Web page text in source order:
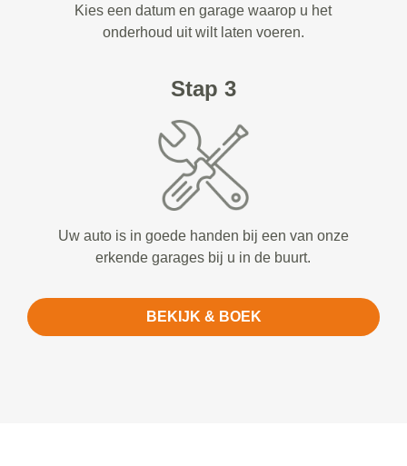
Kies een datum en garage waarop u het
onderhoud uit wilt laten voeren.
Stap 3
Uw auto is in goede handen bij een van onze
erkende garages bij u in de buurt.
BEKIJK & BOEK